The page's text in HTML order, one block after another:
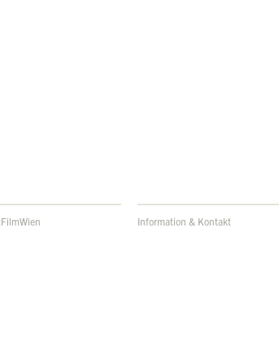
Information & Kontakt